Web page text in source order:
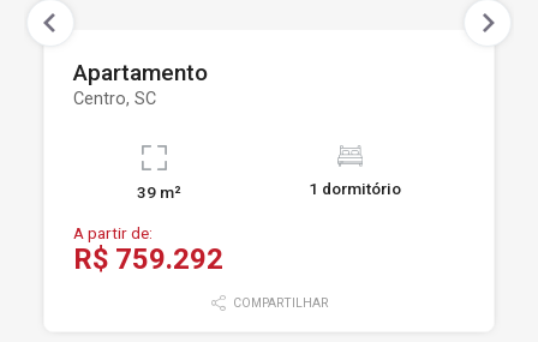
Apartamento
Centro, SC
39 m² 1 dormitório
A partir de:
R$ 759.292
COMPARTILHAR